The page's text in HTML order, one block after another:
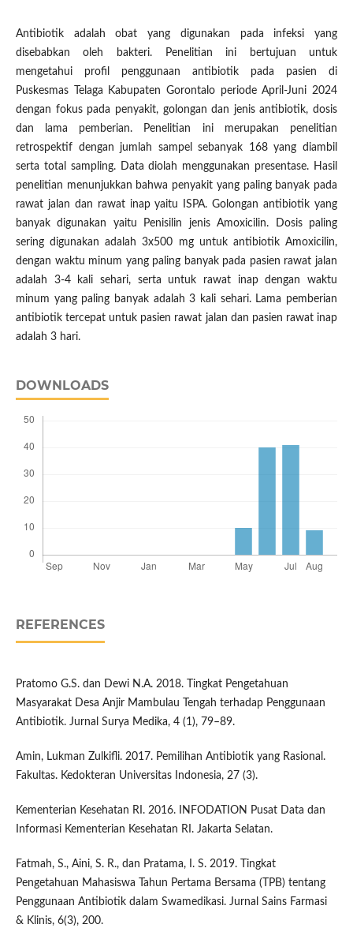
Antibiotik adalah obat yang digunakan pada infeksi yang
disebabkan oleh bakteri. Penelitian ini bertujuan untuk
mengetahui profil penggunaan antibiotik pada pasien di
Puskesmas Telaga Kabupaten Gorontalo periode April-Juni 2024
dengan fokus pada penyakit, golongan dan jenis antibiotik, dosis
dan lama pemberian. Penelitian ini merupakan penelitian
retrospektif dengan jumlah sampel sebanyak 168 yang diambil
serta total sampling. Data diolah menggunakan presentase. Hasil
penelitian menunjukkan bahwa penyakit yang paling banyak pada
rawat jalan dan rawat inap yaitu ISPA. Golongan antibiotik yang
banyak digunakan yaitu Penisilin jenis Amoxicilin. Dosis paling
sering digunakan adalah 3x500 mg untuk antibiotik Amoxicilin,
dengan waktu minum yang paling banyak pada pasien rawat jalan
adalah 3-4 kali sehari, serta untuk rawat inap dengan waktu
minum yang paling banyak adalah 3 kali sehari. Lama pemberian
antibiotik tercepat untuk pasien rawat jalan dan pasien rawat inap
adalah 3 hari.
DOWNLOADS
REFERENCES
Pratomo G.S. dan Dewi N.A. 2018. Tingkat Pengetahuan
Masyarakat Desa Anjir Mambulau Tengah terhadap Penggunaan
Antibiotik. Jurnal Surya Medika, 4 (1), 79–89.
Amin, Lukman Zulkifli. 2017. Pemilihan Antibiotik yang Rasional.
Fakultas. Kedokteran Universitas Indonesia, 27 (3).
Kementerian Kesehatan RI. 2016. INFODATION Pusat Data dan
Informasi Kementerian Kesehatan RI. Jakarta Selatan.
Fatmah, S., Aini, S. R., dan Pratama, I. S. 2019. Tingkat
Pengetahuan Mahasiswa Tahun Pertama Bersama (TPB) tentang
Penggunaan Antibiotik dalam Swamedikasi. Jurnal Sains Farmasi
& Klinis, 6(3), 200.